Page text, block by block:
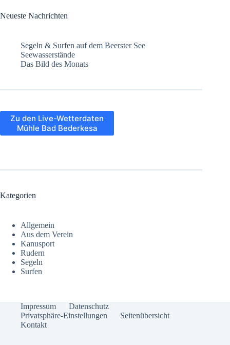
Neueste Nachrichten
Segeln & Surfen auf dem Beerster See
Seewasserstände
Das Bild des Monats
Zu den Live-Wetterdaten
Mühle Bad Bederkesa
Kategorien
Allgemein
Aus dem Verein
Kanusport
Rudern
Segeln
Surfen
Impressum
Datenschutz
Privatsphäre-Einstellungen
Seitenübersicht
Kontakt